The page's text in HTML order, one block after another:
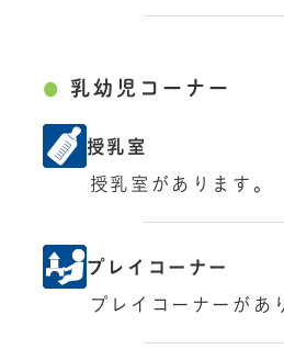
乳幼児コーナー
授乳室
授乳室があります。
プレイコーナー
プレイコーナーがあ